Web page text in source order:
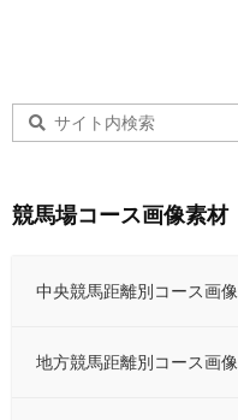
競馬場コース画像素材
中央競馬距離別コース画像
地方競馬距離別コース画像